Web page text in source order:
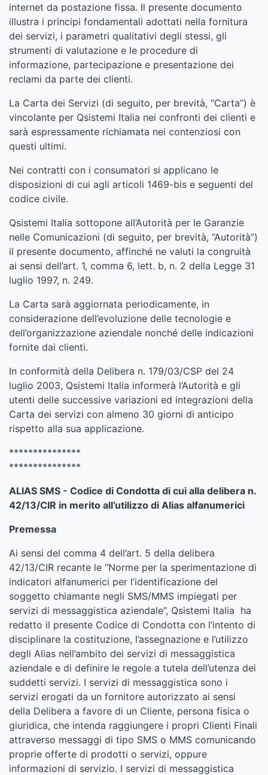
internet da postazione fissa. Il presente documento
illustra i principi fondamentali adottati nella fornitura
dei servizi, i parametri qualitativi degli stessi, gli
strumenti di valutazione e le procedure di
informazione, partecipazione e presentazione dei
reclami da parte dei clienti.
La Carta dei Servizi (di seguito, per brevità, “Carta”) è
vincolante per Qsistemi Italia nei confronti dei clienti e
sarà espressamente richiamata nei contenziosi con
questi ultimi.
Nei contratti con i consumatori si applicano le
disposizioni di cui agli articoli 1469-bis e seguenti del
codice civile.
Qsistemi Italia sottopone all’Autorità per le Garanzie
nelle Comunicazioni (di seguito, per brevità, “Autorità”)
il presente documento, affinché ne valuti la congruità
ai sensi dell’art. 1, comma 6, lett. b, n. 2 della Legge 31
luglio 1997, n. 249.
La Carta sarà aggiornata periodicamente, in
considerazione dell’evoluzione delle tecnologie e
dell’organizzazione aziendale nonché delle indicazioni
fornite dai clienti.
In conformità della Delibera n. 179/03/CSP del 24
luglio 2003, Qsistemi Italia informerà l’Autorità e gli
utenti delle successive variazioni ed integrazioni della
Carta dei servizi con almeno 30 giorni di anticipo
rispetto alla sua applicazione.
***************
***************
ALIAS SMS - Codice di Condotta di cui alla delibera n.
42/13/CIR in merito all’utilizzo di Alias alfanumerici
Premessa
Ai sensi del comma 4 dell’art. 5 della delibera
42/13/CIR recante le “Norme per la sperimentazione di
indicatori alfanumerici per l’identificazione del
soggetto chiamante negli SMS/MMS impiegati per
servizi di messaggistica aziendale”, Qsistemi Italia ha
redatto il presente Codice di Condotta con l’intento di
disciplinare la costituzione, l’assegnazione e l’utilizzo
degli Alias nell’ambito dei servizi di messaggistica
aziendale e di definire le regole a tutela dell’utenza dei
suddetti servizi. I servizi di messaggistica sono i
servizi erogati da un fornitore autorizzato ai sensi
della Delibera a favore di un Cliente, persona fisica o
giuridica, che intenda raggiungere i propri Clienti Finali
attraverso messaggi di tipo SMS o MMS comunicando
proprie offerte di prodotti o servizi, oppure
informazioni di servizio. I servizi di messaggistica